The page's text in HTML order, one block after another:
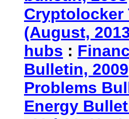
Cryptolocker
(August,
hubs :
Bulletin, 2009
Problems
Energy